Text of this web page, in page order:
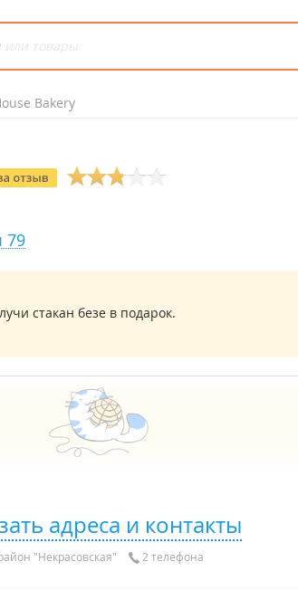
Bakery
79
стакан безе в подарок.
адреса и контакты
"Некрасовская" 2 телефона